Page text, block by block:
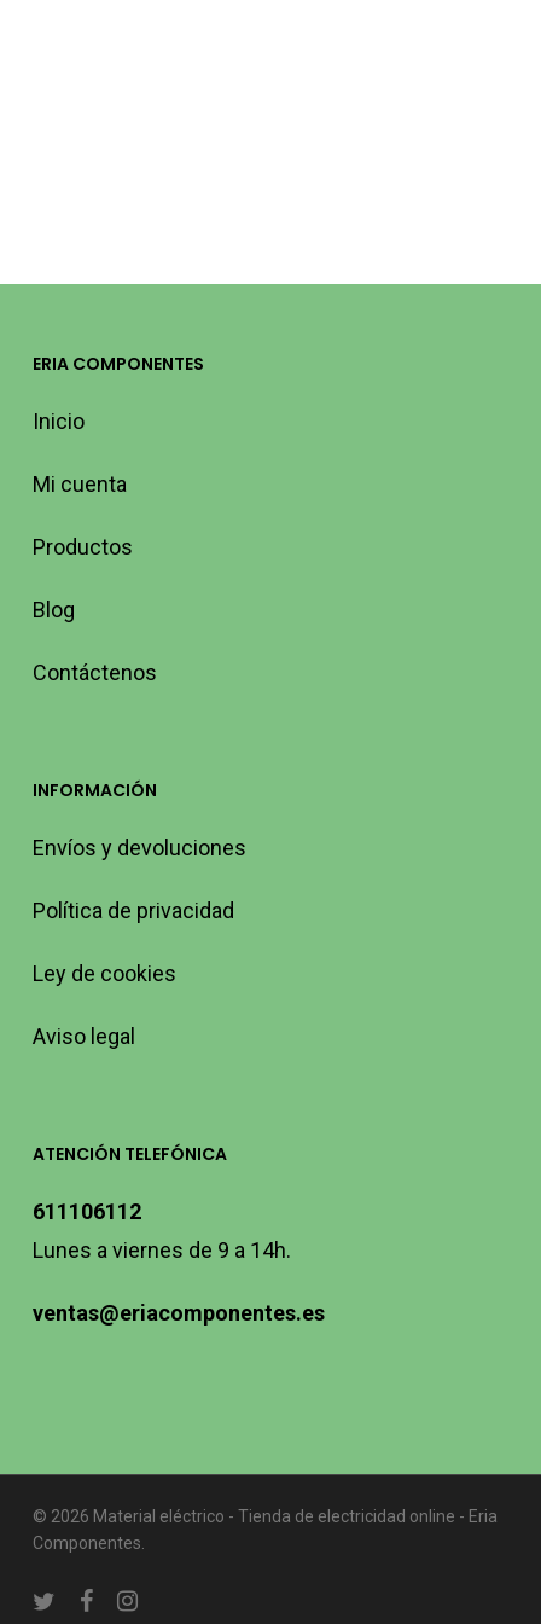
ERIA COMPONENTES
Inicio
Mi cuenta
Productos
Blog
Contáctenos
INFORMACIÓN
Envíos y devoluciones
Política de privacidad
Ley de cookies
Aviso legal
ATENCIÓN TELEFÓNICA
611106112
Lunes a viernes de 9 a 14h.
ventas@eriacomponentes.es
© 2026 Material eléctrico - Tienda de electricidad online - Eria
Componentes.
twitterfacebookinstagram